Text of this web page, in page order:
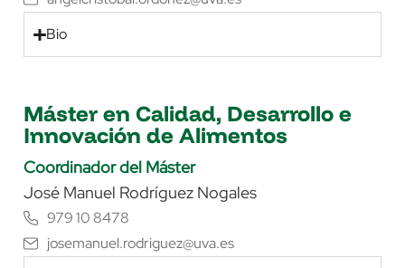
Bio
Máster en Calidad, Desarrollo e
Innovación de Alimentos
Coordinador del Máster
José Manuel Rodríguez Nogales
979 10 8478
josemanuel.rodriguez@uva.es